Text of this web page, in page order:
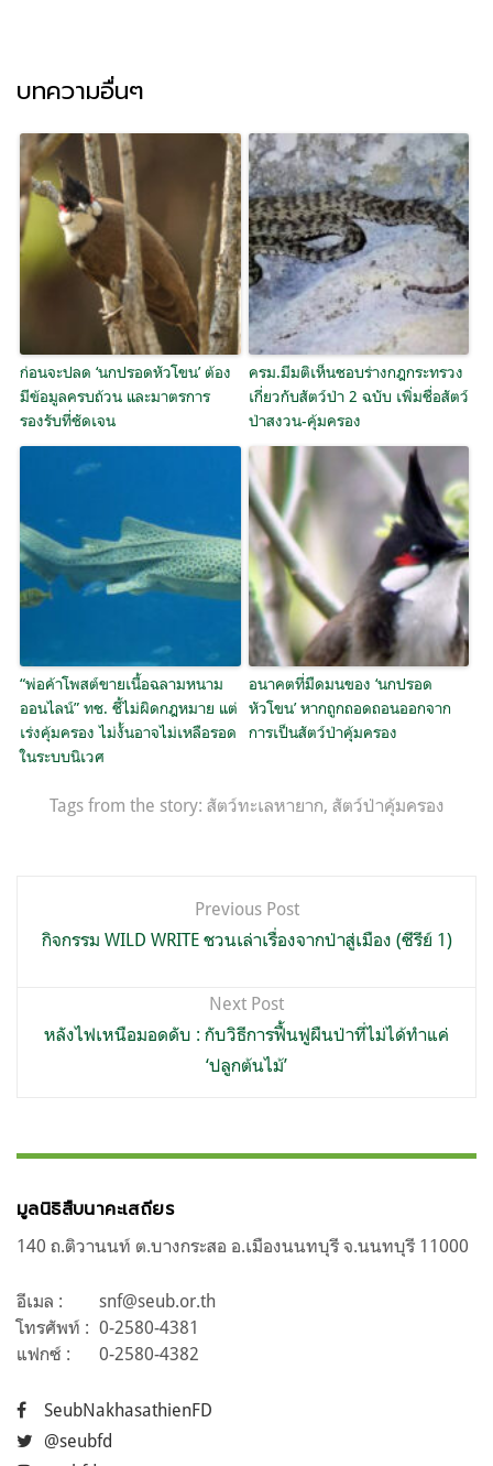
บทความอื่นๆ
ก่อนจะปลด ‘นกปรอดหัวโขน’ ต้อง
มีข้อมูลครบถ้วน และมาตรการ
รองรับที่ชัดเจน
ครม.มีมติเห็นชอบร่างกฎกระทรวง
เกี่ยวกับสัตว์ป่า 2 ฉบับ เพิ่มชื่อสัตว์
ป่าสงวน-คุ้มครอง
“พ่อค้าโพสต์ขายเนื้อฉลามหนาม
ออนไลน์” ทช. ชี้ไม่ผิดกฎหมาย แต่
เร่งคุ้มครอง ไม่งั้นอาจไม่เหลือรอด
ในระบบนิเวศ
อนาคตที่มืดมนของ ‘นกปรอด
หัวโขน’ หากถูกถอดถอนออกจาก
การเป็นสัตว์ป่าคุ้มครอง
Tags from the story: สัตว์ทะเลหายาก, สัตว์ป่าคุ้มครอง
เรื่อง
Previous Post
กิจกรรม WILD WRITE ชวนเล่าเรื่องจากป่าสู่เมือง (ซีรีย์ 1)
Next Post
หลังไฟเหนือมอดดับ : กับวิธีการฟื้นฟูผืนป่าที่ไม่ได้ทำแค่
‘ปลูกต้นไม้’
มูลนิธิสืบนาคะเสถียร
140 ถ.ติวานนท์ ต.บางกระสอ อ.เมืองนนทบุรี จ.นนทบุรี 11000
อีเมล :
snf@seub.or.th
โทรศัพท์ : 0-2580-4381
แฟกซ์ :
0-2580-4382
SeubNakhasathienFD
@seubfd